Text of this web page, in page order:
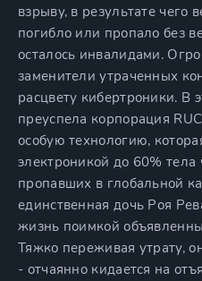
взрыву, в результате чего
погибло или пропало без
осталось инвалидами.
заменители утраченных
расцвету кибертроники. В
преуспела корпорация
особую технологию,
электроникой до 60% тела
пропавших в глобальной
единственная дочь Роя
жизнь поимкой
Тяжко переживая утрату,
- отчаянно кидается на